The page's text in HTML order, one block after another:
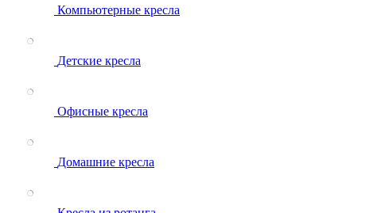
Компьютерные кресла
Детские кресла
Офисные кресла
Домашние кресла